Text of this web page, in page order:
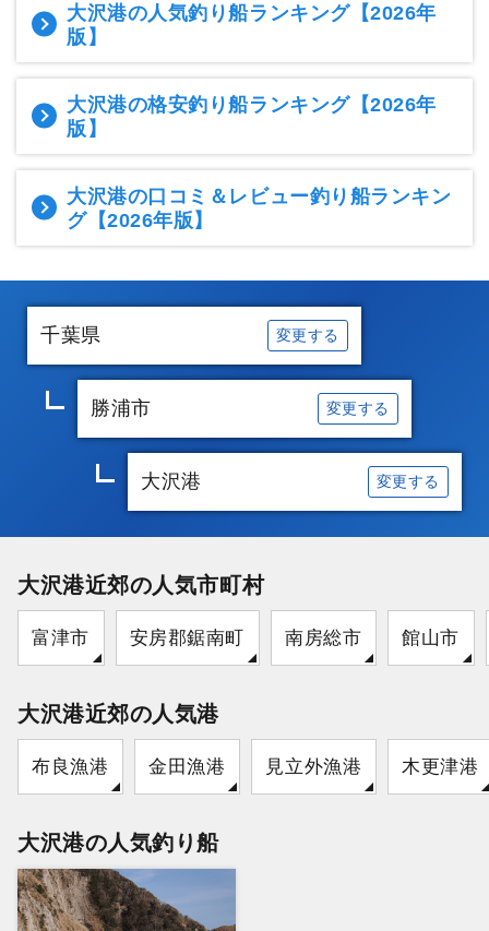
大沢港の人気釣り船ランキング【2026年
版】
大沢港の格安釣り船ランキング【2026年
版】
大沢港の口コミ＆レビュー釣り船ランキン
グ【2026年版】
千葉県 変更する
勝浦市 変更する
大沢港 変更する
大沢港近郊の人気市町村
富津市 安房郡鋸南町 南房総市 館山市
大沢港近郊の人気港
布良漁港 金田漁港 見立外漁港 木更津港
大沢港の人気釣り船